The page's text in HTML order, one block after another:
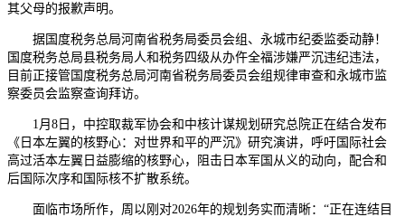
其父母的报歉声明。
据国度税务总局河南省税务局委员会组、永城市纪委监委动静！
国度税务总局县税务局人和税务四级从办仵全福涉嫌严沉违纪违法，
目前正接管国度税务总局河南省税务局委员会组规律审查和永城市监
察委员会监察查询拜访。
1月8日，中控取裁军协会和中核计谋规划研究总院正在结合发布
《日本左翼的核野心：对世界和平的严沉》研究演讲，呼吁国际社会
高过活本左翼日益膨缩的核野心，阻击日本军国从义的动向，配合和
后国际次序和国际核不扩散系统。
面临市场所作，周以刚对2026年的规划务实而清晰：“正在连结目